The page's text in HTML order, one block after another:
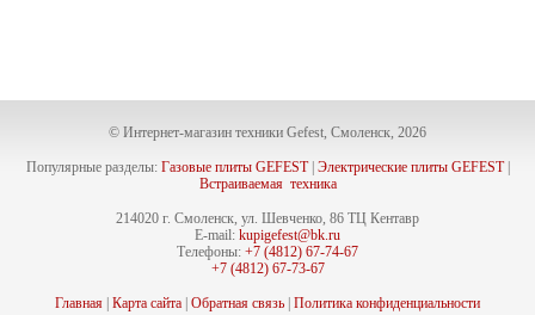
© Интернет-магазин техники Gefest, Смоленск, 2026
Популярные разделы: Газовые плиты GEFEST| Электрические плиты GEFEST|
Встраиваемая техника
214020 г. Смоленск, ул. Шевченко, 86 ТЦ Кентавр
E-mail: kupigefest@bk.ru
Телефоны: +7 (4812) 67-74-67
+7 (4812) 67-73-67
Главная Карта сайта Обратная связь Политика конфиденциальности